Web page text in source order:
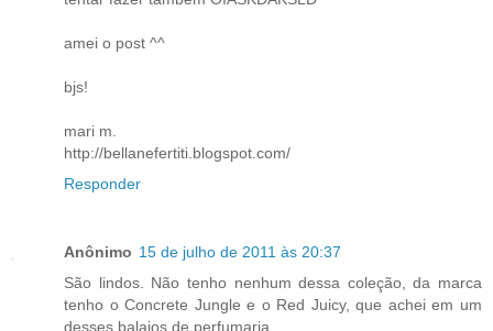
amei o post ^^
bjs!
mari m.
http://bellanefertiti.blogspot.com/
Responder
Anônimo 15 de julho de 2011 às 20:37
São lindos. Não tenho nenhum dessa coleção, da marca
tenho o Concrete Jungle e o Red Juicy, que achei em um
desses balaios de perfumaria.